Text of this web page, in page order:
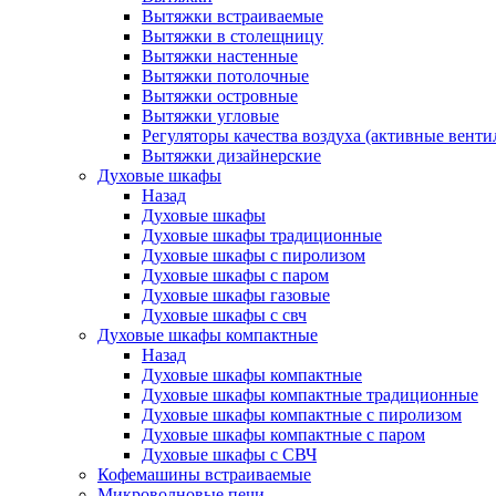
Вытяжки встраиваемые
Вытяжки в столещницу
Вытяжки настенные
Вытяжки потолочные
Вытяжки островные
Вытяжки угловые
Регуляторы качества воздуха (активные
Вытяжки дизайнерские
Духовые шкафы
Назад
Духовые шкафы
Духовые шкафы традиционные
Духовые шкафы с пиролизом
Духовые шкафы с паром
Духовые шкафы газовые
Духовые шкафы с свч
Духовые шкафы компактные
Назад
Духовые шкафы компактные
Духовые шкафы компактные традиционные
Духовые шкафы компактные с пиролизом
Духовые шкафы компактные с паром
Духовые шкафы с СВЧ
Кофемашины встраиваемые